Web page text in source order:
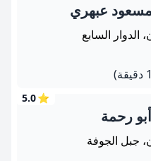
عبهري
الدوار السابع
⭐
5.0
رحمة
جبل الجوفة